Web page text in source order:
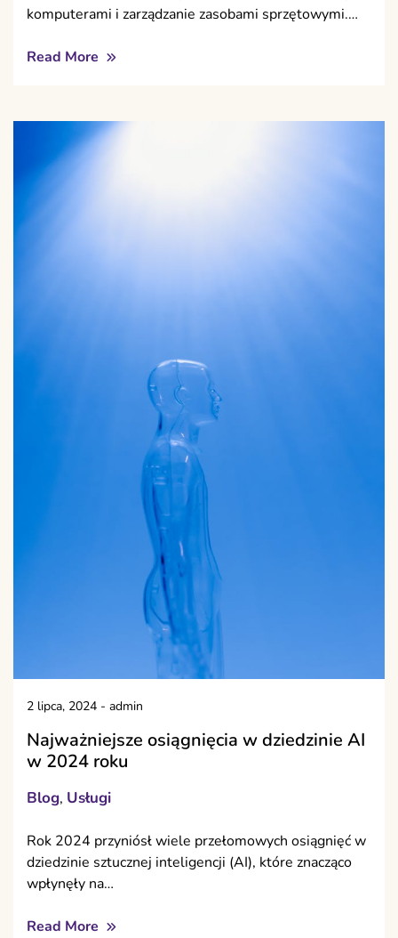
komputerami i zarządzanie zasobami sprzętowymi.…
Read More
2 lipca, 2024 - admin
Najważniejsze osiągnięcia w dziedzinie AI
w 2024 roku
Blog, Usługi
Rok 2024 przyniósł wiele przełomowych osiągnięć w
dziedzinie sztucznej inteligencji (AI), które znacząco
wpłynęły na…
Read More